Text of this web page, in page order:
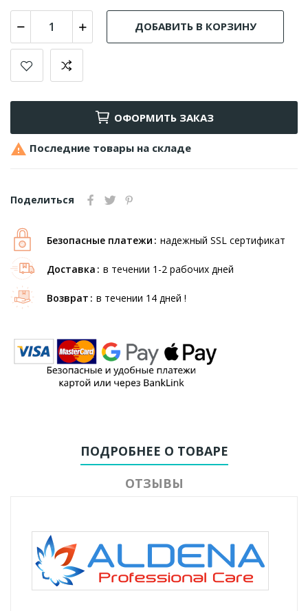
ДОБАВИТЬ В КОРЗИНУ
ОФОРМИТЬ ЗАКАЗ
 Последние товары на складе
Поделиться
Безопасные платежи надежный SSL сертификат
Доставка в течении 1-2 рабочих дней
Возврат в течении 14 дней !
ПОДРОБНЕЕ О ТОВАРЕ
ОТЗЫВЫ